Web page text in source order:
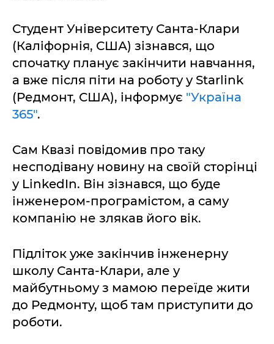
Студент Університету Санта-Клари
(Каліфорнія, США) зізнався, що
спочатку планує закінчити навчання,
а вже після піти на роботу у Starlink
(Редмонт, США), інформує "Україна
365".
Сам Квазі повідомив про таку
несподівану новину на своїй сторінці
у LinkedIn. Він зізнався, що буде
інженером-програмістом, а саму
компанію не злякав його вік.
Підліток уже закінчив інженерну
школу Санта-Клари, але у
майбутньому з мамою переїде жити
до Редмонту, щоб там приступити до
роботи.